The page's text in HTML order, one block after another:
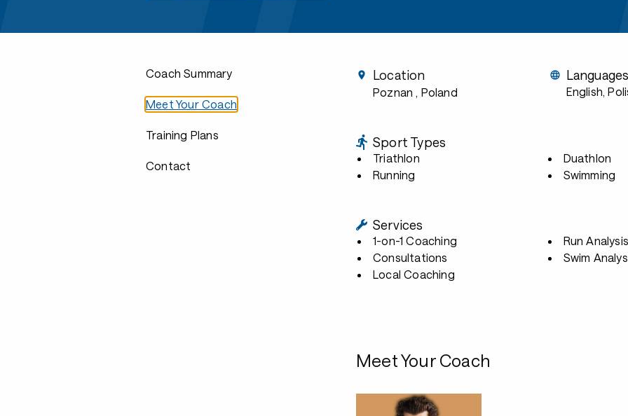
Coach Summary
Meet Your Coach
Training Plans
Contact
Location
Poznan , Poland
Languages
English,
Sport Types
Triathlon
Running
Duathlon
Swimming
Services
1-on-1 Coaching
Consultations
Local Coaching
Run Analysis
Swim
Meet Your Coach